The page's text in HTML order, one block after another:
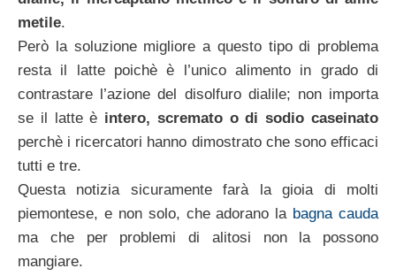
metile.
Però la soluzione migliore a questo tipo di problema
resta il latte poichè è l’unico alimento in grado di
contrastare l’azione del disolfuro dialile; non importa
se il latte è intero, scremato o di sodio caseinato
perchè i ricercatori hanno dimostrato che sono efficaci
tutti e tre.
Questa notizia sicuramente farà la gioia di molti
piemontese, e non solo, che adorano la bagna cauda
ma che per problemi di alitosi non la possono
mangiare.